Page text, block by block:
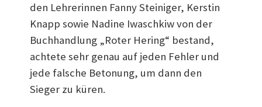
den Lehrerinnen Fanny Steiniger, Kerstin
Knapp sowie Nadine Iwaschkiw von der
Buchhandlung „Roter Hering“ bestand,
achtete sehr genau auf jeden Fehler und
jede falsche Betonung, um dann den
Sieger zu küren.